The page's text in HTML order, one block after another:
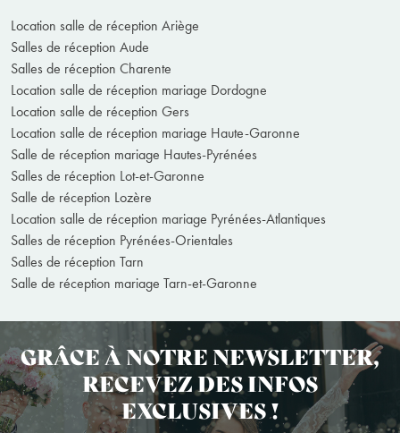
Location salle de réception Ariège
Salles de réception Aude
Salles de réception Charente
Location salle de réception mariage Dordogne
Location salle de réception Gers
Location salle de réception mariage Haute-Garonne
Salle de réception mariage Hautes-Pyrénées
Salles de réception Lot-et-Garonne
Salle de réception Lozère
Location salle de réception mariage Pyrénées-Atlantiques
Salles de réception Pyrénées-Orientales
Salles de réception Tarn
Salle de réception mariage Tarn-et-Garonne
GRÂCE À NOTRE NEWSLETTER,
RECEVEZ DES INFOS
EXCLUSIVES !